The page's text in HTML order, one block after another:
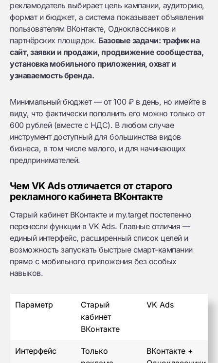
рекламодатель выбирает цель кампании, аудиторию,
формат и бюджет, а система показывает объявления
пользователям ВКонтакте, Одноклассников и
партнёрских площадок. Базовые задачи: трафик на
сайт, заявки и продажи, продвижение сообщества,
установка мобильного приложения, охват и
узнаваемость бренда.
Минимальный бюджет — от 100 ₽ в день, но имейте в
виду, что фактически пополнить его можно только от
600 рублей (вместе с НДС). В любом случае
инструмент доступный для большинства видов
бизнеса, в том числе малого, и для начинающих
предпринимателей.
Чем VK Ads отличается от старого
рекламного кабинета ВКонтакте
Старый кабинет ВКонтакте и my.target постепенно
перенесли функции в VK Ads. Главные отличия —
единый интерфейс, расширенный список целей и
возможность запускать быстрые смарт-кампании
прямо с мобильного приложения без особых
навыков.
Параметр
Старый
кабинет
ВКонтакте
VK Ads
Интерфейс
Только
ВКонтакте +